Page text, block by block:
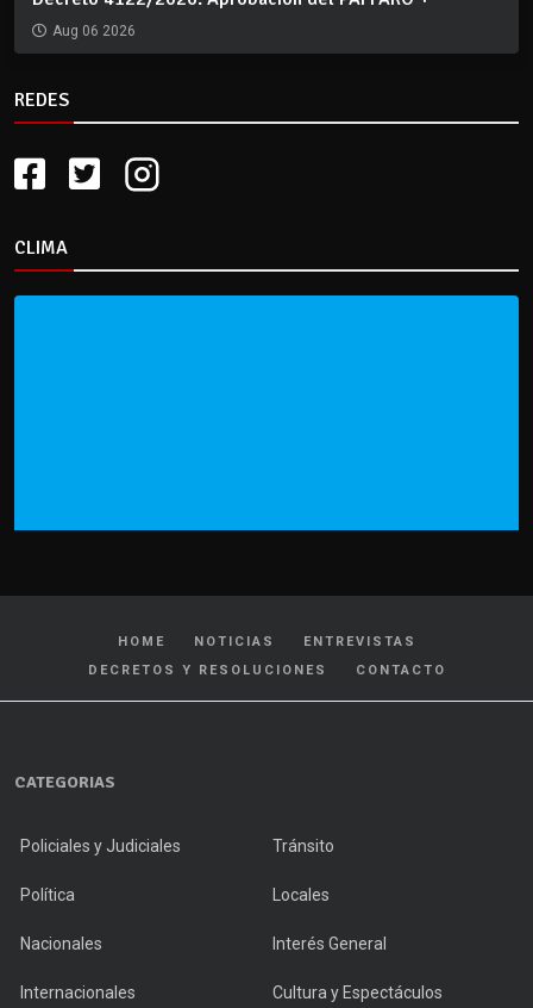
Aug 06 2026
REDES
CLIMA
HOME NOTICIAS
ENTREVISTAS
DECRETOS Y RESOLUCIONES
CONTACTO
CATEGORIAS
Policiales y Judiciales Tránsito
Política Locales
Nacionales Interés General
Internacionales Cultura y Espectáculos